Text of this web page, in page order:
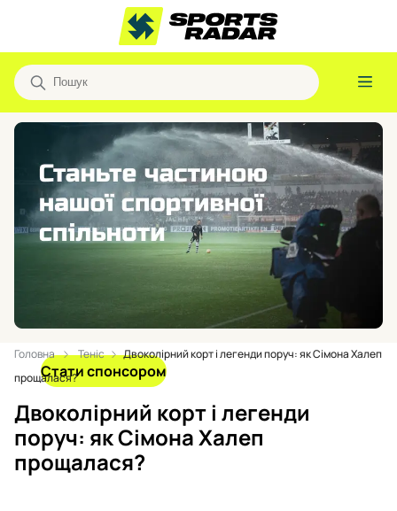
Стати спонсором
Головна Теніс
Двоколірний корт і легенди поруч: як Сімона Халеп
прощалася?
Двоколірний корт і легенди
поруч: як Сімона Халеп
прощалася?